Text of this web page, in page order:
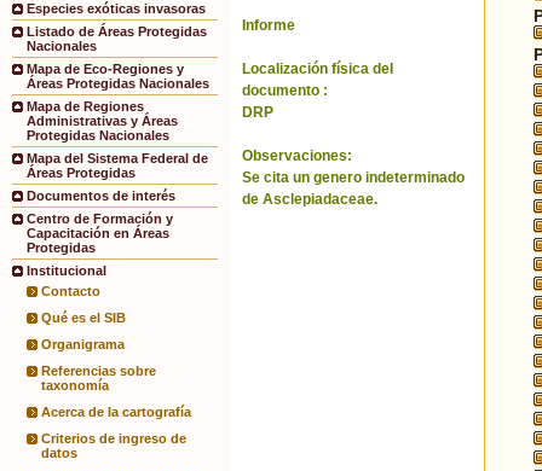
Especies exóticas invasoras
Listado de Áreas Protegidas
Nacionales
Mapa de Eco-Regiones y
Áreas Protegidas Nacionales
Mapa de Regiones
Administrativas y Áreas
Protegidas Nacionales
Mapa del Sistema Federal de
Áreas Protegidas
Documentos de interés
Centro de Formación y
Capacitación en Áreas
Protegidas
Institucional
Contacto
Qué es el SIB
Organigrama
Referencias sobre
taxonomía
Acerca de la cartografía
Criterios de ingreso de
datos
Informe
Localización física del
documento :
DRP
Observaciones:
Se cita un genero indeterminado
de Asclepiadaceae.